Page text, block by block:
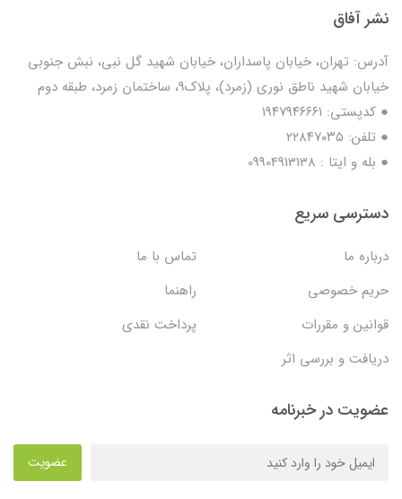
نشر آفاق
آدرس: تهران، خیابان پاسداران، خیابان شهید گل نبی، نبش جنوبی
خیابان شهید ناطق نوری (زمرد)، پلاک9، ساختمان زمرد، طبقه دوم
● کدپستی: ۱۹۴۷۹۴۶۶۶۱
● تلفن: ٢٢٨۴٧۰۳۵
● بله و ایتا : 09904913138
دسترسی سریع
درباره ما
تماس با ما
حریم خصوصی
راهنما
قوانین و مقررات
پرداخت نقدی
دریافت و بررسی اثر
عضویت در خبرنامه
عضویت